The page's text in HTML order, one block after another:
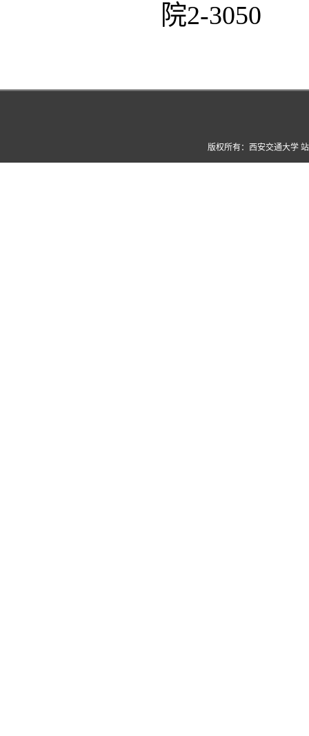
院2-3050
版权所有：西安交通大学